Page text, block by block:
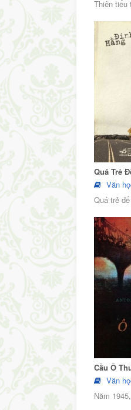
Thiên tiểu
Quá Trẻ
Văn
Quá trẻ
Cầu Ô
Văn
Năm